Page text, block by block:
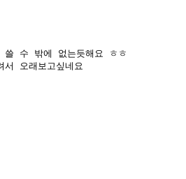
쓸 수 밖에 없는듯해요 ㅎㅎ
오래보고싶네요